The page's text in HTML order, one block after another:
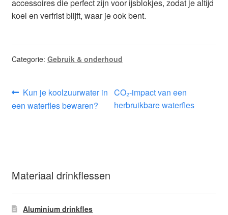
accessoires die perfect zijn voor ijsblokjes, zodat je altijd
koel en verfrist blijft, waar je ook bent.
Categorie: Gebruik & onderhoud
Bericht
navigatie
Vorig
bericht:
Kun je koolzuurwater in
een waterfles bewaren?
Volgend
bericht:
CO₂-impact van een
herbruikbare waterfles
Materiaal drinkflessen
Aluminium drinkfles